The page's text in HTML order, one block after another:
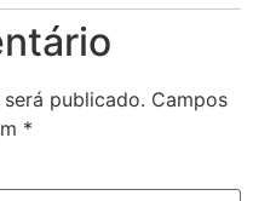
publicado. Campos
*